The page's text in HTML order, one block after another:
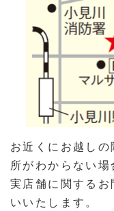
お近くにお越し
所がわからない場
実店舗に関する
いいたします。